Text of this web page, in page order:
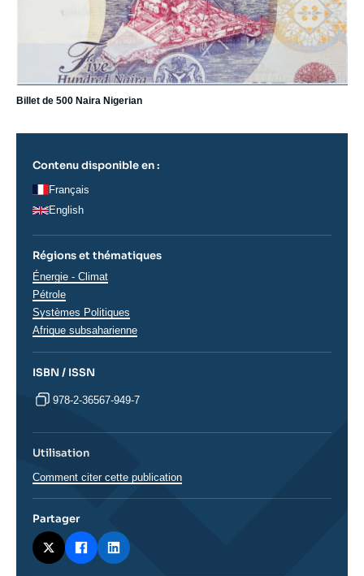
Billet de 500 Naira Nigerian
Contenu disponible en :
Français
English
Régions et thématiques
Thématiques
analyses
Énergie - Climat
Pétrole
Systèmes Politiques
Régions
Afrique subsaharienne
ISBN / ISSN
978-2-36567-949-7
Utilisation
Comment citer cette publication
Partager